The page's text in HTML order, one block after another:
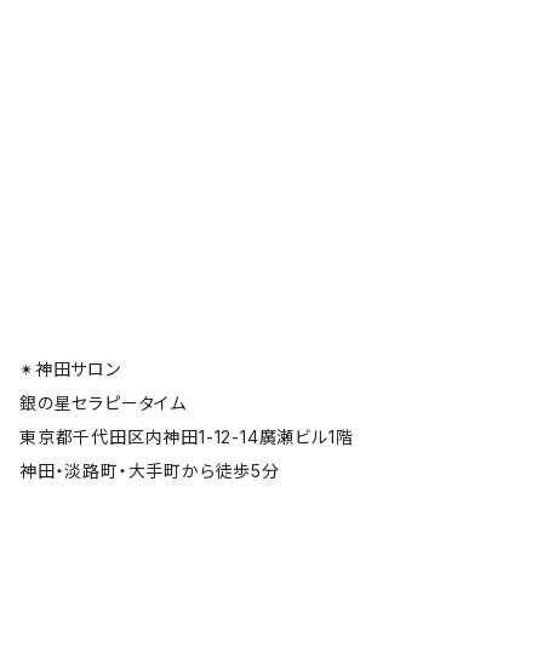
✴︎神田サロン
銀の星セラピータイム
東京都千代田区内神田1-12-14廣瀬ビル1階
神田・淡路町・大手町から徒歩5分